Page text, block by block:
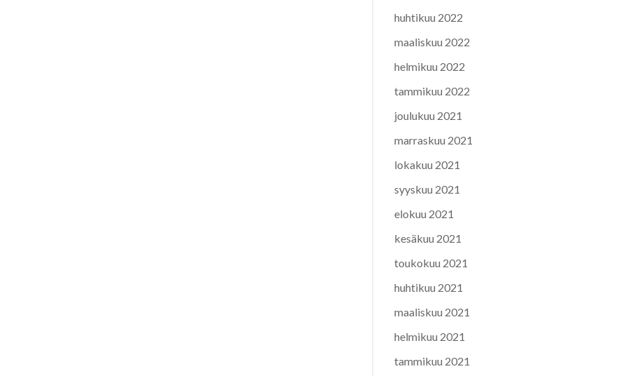
huhtikuu 2022
maaliskuu 2022
helmikuu 2022
tammikuu 2022
joulukuu 2021
marraskuu 2021
lokakuu 2021
syyskuu 2021
elokuu 2021
kesäkuu 2021
toukokuu 2021
huhtikuu 2021
maaliskuu 2021
helmikuu 2021
tammikuu 2021